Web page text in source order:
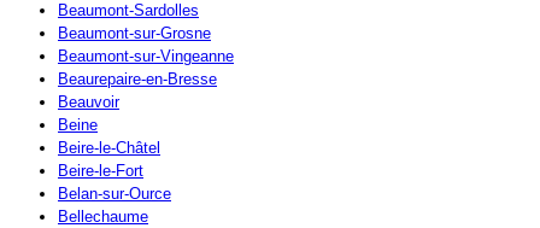
Beaumont-Sardolles
Beaumont-sur-Grosne
Beaumont-sur-Vingeanne
Beaurepaire-en-Bresse
Beauvoir
Beine
Beire-le-Châtel
Beire-le-Fort
Belan-sur-Ource
Bellechaume